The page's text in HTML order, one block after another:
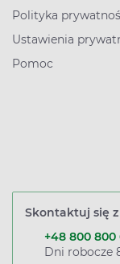
Polityka
Ustawienia
Pomoc
Skontaktuj się
+48 800 800
Dni robocze